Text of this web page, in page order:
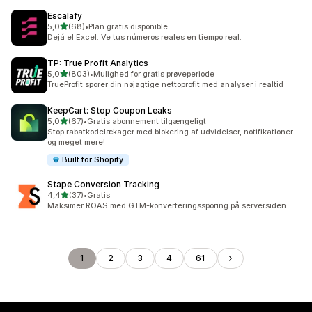
Escalafy
5,0ud af 5 stjerner
(68)
68 anmeldelser i alt
•Plan gratis disponible
Dejá el Excel. Ve tus números reales en tiempo real.
TP: True Profit Analytics
5,0ud af 5 stjerner
(803)
803 anmeldelser i alt
•Mulighed for gratis prøveperiode
TrueProfit sporer din nøjagtige nettoprofit med analyser i realtid
KeepCart: Stop Coupon Leaks
5,0ud af 5 stjerner
(67)
67 anmeldelser i alt
•Gratis abonnement tilgængeligt
Stop rabatkodelækager med blokering af udvidelser, notifikationer
og meget mere!
Built for Shopify
Stape Conversion Tracking
4,4ud af 5 stjerner
(37)
37 anmeldelser i alt
•Gratis
Maksimer ROAS med GTM-konverteringssporing på serversiden
1 2 3 4 61